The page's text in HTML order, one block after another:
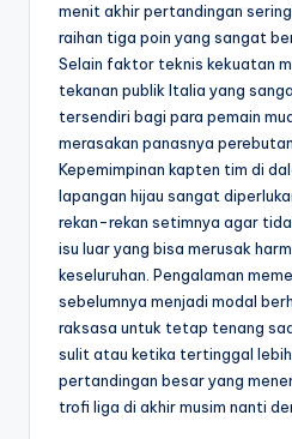
menit akhir pertandingan
raihan tiga poin yang sangat
Selain faktor teknis kekuatan
tekanan publik Italia yang
tersendiri bagi para pemain
merasakan panasnya
Kepemimpinan kapten tim di
lapangan hijau sangat
rekan-rekan setimnya agar
isu luar yang bisa merusak
keseluruhan. Pengalaman
sebelumnya menjadi modal
raksasa untuk tetap tenang
sulit atau ketika tertinggal
pertandingan besar yang
trofi liga di akhir musim nanti